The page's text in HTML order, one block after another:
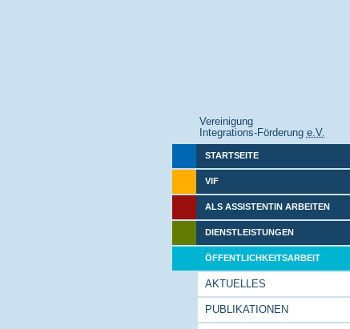
Vereinigung
Integrations-Förderung e.V.
STARTSEITE
VIF
ALS ASSISTENTIN ARBEITEN
DIENSTLEISTUNGEN
ÖFFENTLICHKEITSARBEIT
AKTUELLES
PUBLIKATIONEN